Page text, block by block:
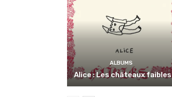
ALBUMS
Alice : Les châteaux faibles